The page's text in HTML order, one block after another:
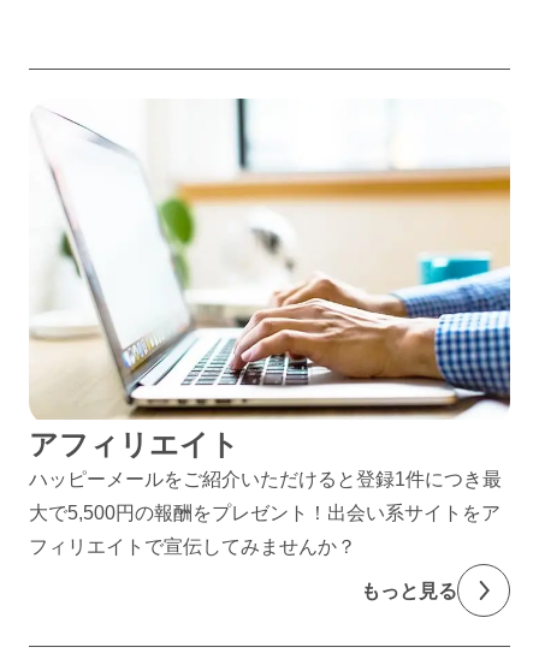
アフィリエイト
ハッピーメールをご紹介いただけると登録1件につき最
大で5,500円の報酬をプレゼント！出会い系サイトをア
フィリエイトで宣伝してみませんか？
もっと見る